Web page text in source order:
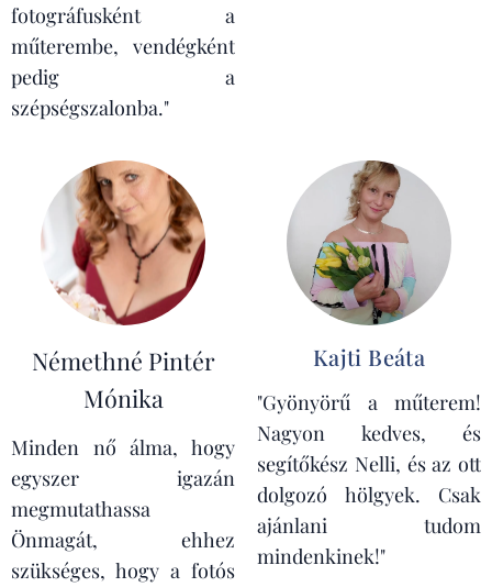
fotográfusként a
műterembe, vendégként
pedig a
szépségszalonba."
Némethné Pintér
Mónika
Minden nő álma, hogy
egyszer igazán
megmutathassa
Önmagát, ehhez
szükséges, hogy a fotós
Kajti Beáta
"Gyönyörű a műterem!
Nagyon kedves, és
segítőkész Nelli, és az ott
dolgozó hölgyek. Csak
ajánlani tudom
mindenkinek!"